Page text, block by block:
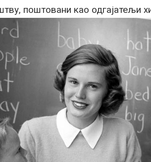
поштовани као одгајатељи